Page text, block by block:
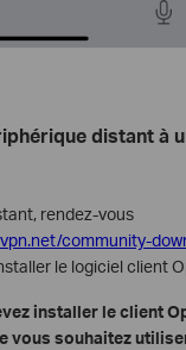
distant à
rendez-vous
community-
le logiciel client
installer le client
vous souhaitez